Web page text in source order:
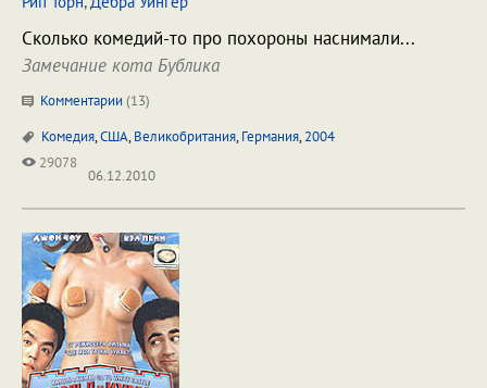
Сколько комедий-то про похороны наснимали...
Замечание кота Бублика
Комментарии (13)
Комедия,США,Великобритания,Германия,2004
29078
06.12.2010